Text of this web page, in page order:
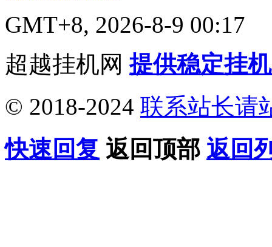
GMT+8, 2026-8-9 00:17
超越挂机网提供稳定挂
© 2018-2024 联系站长请
快速回复 返回顶部 返回